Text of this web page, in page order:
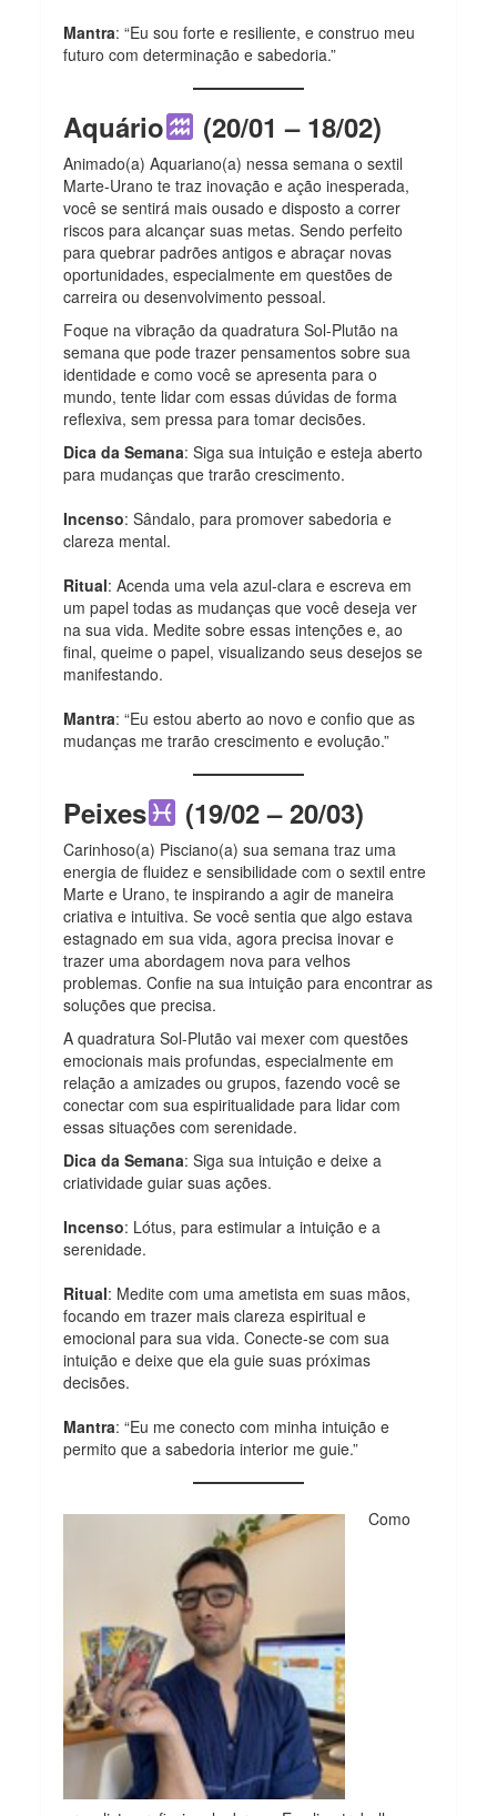
Mantra: “Eu sou forte e resiliente, e construo meu
futuro com determinação e sabedoria.”
Aquário (20/01 – 18/02)
Animado(a) Aquariano(a) nessa semana o sextil
Marte-Urano te traz inovação e ação inesperada,
você se sentirá mais ousado e disposto a correr
riscos para alcançar suas metas. Sendo perfeito
para quebrar padrões antigos e abraçar novas
oportunidades, especialmente em questões de
carreira ou desenvolvimento pessoal.
Foque na vibração da quadratura Sol-Plutão na
semana que pode trazer pensamentos sobre sua
identidade e como você se apresenta para o
mundo, tente lidar com essas dúvidas de forma
reflexiva, sem pressa para tomar decisões.
Dica da Semana: Siga sua intuição e esteja aberto
para mudanças que trarão crescimento.
Incenso: Sândalo, para promover sabedoria e
clareza mental.
Ritual: Acenda uma vela azul-clara e escreva em
um papel todas as mudanças que você deseja ver
na sua vida. Medite sobre essas intenções e, ao
final, queime o papel, visualizando seus desejos se
manifestando.
Mantra: “Eu estou aberto ao novo e confio que as
mudanças me trarão crescimento e evolução.”
Peixes (19/02 – 20/03)
Carinhoso(a) Pisciano(a) sua semana traz uma
energia de fluidez e sensibilidade com o sextil entre
Marte e Urano, te inspirando a agir de maneira
criativa e intuitiva. Se você sentia que algo estava
estagnado em sua vida, agora precisa inovar e
trazer uma abordagem nova para velhos
problemas. Confie na sua intuição para encontrar as
soluções que precisa.
A quadratura Sol-Plutão vai mexer com questões
emocionais mais profundas, especialmente em
relação a amizades ou grupos, fazendo você se
conectar com sua espiritualidade para lidar com
essas situações com serenidade.
Dica da Semana: Siga sua intuição e deixe a
criatividade guiar suas ações.
Incenso: Lótus, para estimular a intuição e a
serenidade.
Ritual: Medite com uma ametista em suas mãos,
focando em trazer mais clareza espiritual e
emocional para sua vida. Conecte-se com sua
intuição e deixe que ela guie suas próximas
decisões.
Mantra: “Eu me conecto com minha intuição e
permito que a sabedoria interior me guie.”
Como